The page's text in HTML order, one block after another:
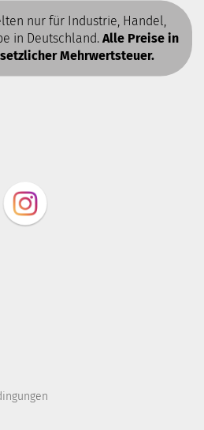
nur für Industrie, Handel,
in Deutschland. Alle Preise in
Mehrwertsteuer.